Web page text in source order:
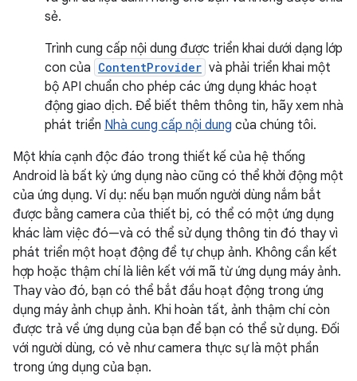
sẻ.
Trình cung cấp nội dung được triển khai dưới dạng lớp
con của ContentProvider và phải triển khai một
bộ API chuẩn cho phép các ứng dụng khác hoạt
động giao dịch. Để biết thêm thông tin, hãy xem nhà
phát triển Nhà cung cấp nội dung của chúng tôi.
Một khía cạnh độc đáo trong thiết kế của hệ thống
Android là bất kỳ ứng dụng nào cũng có thể khởi động một
của ứng dụng. Ví dụ: nếu bạn muốn người dùng nắm bắt
được bằng camera của thiết bị, có thể có một ứng dụng
khác làm việc đó—và có thể sử dụng thông tin đó thay vì
phát triển một hoạt động để tự chụp ảnh. Không cần kết
hợp hoặc thậm chí là liên kết với mã từ ứng dụng máy ảnh.
Thay vào đó, bạn có thể bắt đầu hoạt động trong ứng
dụng máy ảnh chụp ảnh. Khi hoàn tất, ảnh thậm chí còn
được trả về ứng dụng của bạn để bạn có thể sử dụng. Đối
với người dùng, có vẻ như camera thực sự là một phần
trong ứng dụng của bạn.